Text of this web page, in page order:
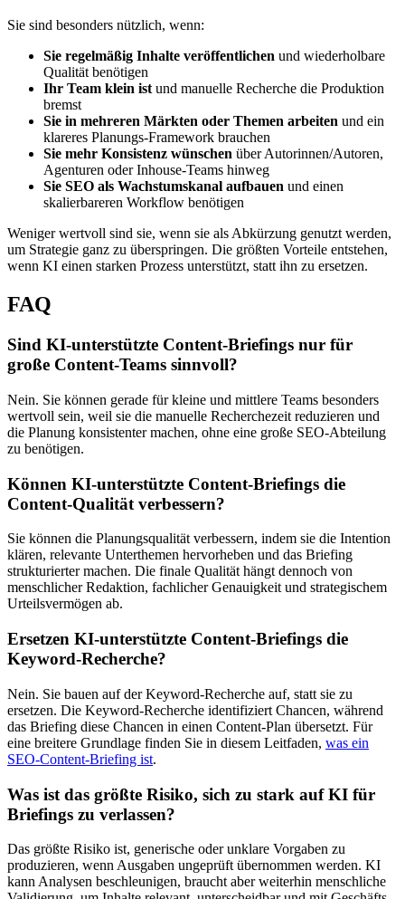
Sie sind besonders nützlich, wenn:
Sie regelmäßig Inhalte veröffentlichen und wiederholbare
Qualität benötigen
Ihr Team klein ist und manuelle Recherche die Produktion
bremst
Sie in mehreren Märkten oder Themen arbeiten und ein
klareres Planungs-Framework brauchen
Sie mehr Konsistenz wünschen über Autorinnen/Autoren,
Agenturen oder Inhouse-Teams hinweg
Sie SEO als Wachstumskanal aufbauen und einen
skalierbareren Workflow benötigen
Weniger wertvoll sind sie, wenn sie als Abkürzung genutzt werden,
um Strategie ganz zu überspringen. Die größten Vorteile entstehen,
wenn KI einen starken Prozess unterstützt, statt ihn zu ersetzen.
FAQ
Sind KI-unterstützte Content-Briefings nur für
große Content-Teams sinnvoll?
Nein. Sie können gerade für kleine und mittlere Teams besonders
wertvoll sein, weil sie die manuelle Recherchezeit reduzieren und
die Planung konsistenter machen, ohne eine große SEO-Abteilung
zu benötigen.
Können KI-unterstützte Content-Briefings die
Content-Qualität verbessern?
Sie können die Planungsqualität verbessern, indem sie die Intention
klären, relevante Unterthemen hervorheben und das Briefing
strukturierter machen. Die finale Qualität hängt dennoch von
menschlicher Redaktion, fachlicher Genauigkeit und strategischem
Urteilsvermögen ab.
Ersetzen KI-unterstützte Content-Briefings die
Keyword-Recherche?
Nein. Sie bauen auf der Keyword-Recherche auf, statt sie zu
ersetzen. Die Keyword-Recherche identifiziert Chancen, während
das Briefing diese Chancen in einen Content-Plan übersetzt. Für
eine breitere Grundlage finden Sie in diesem Leitfaden, was ein
SEO-Content-Briefing ist.
Was ist das größte Risiko, sich zu stark auf KI für
Briefings zu verlassen?
Das größte Risiko ist, generische oder unklare Vorgaben zu
produzieren, wenn Ausgaben ungeprüft übernommen werden. KI
kann Analysen beschleunigen, braucht aber weiterhin menschliche